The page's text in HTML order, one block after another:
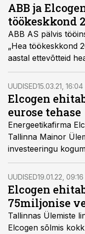
ABB ja
töökeskkond
ABB AS pälvis
„Hea töökeskkond
aastal ettevõtteid
Lisaks
ABB-le sai kuni 50
tänavu auhinna
UUDISED15.03.21, 16:04
Elcogen
eurose tehase
Energeetikafirma
Tallinna Mainor
investeeringu
UUDISED19.01.22, 09:16
Elcogen
75miljonise
Tallinnas Ülemiste
Elcogen sõlmis